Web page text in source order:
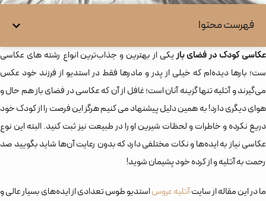
فهرست محتوا
عکاسی کودک در فضای بازیکی از بهترین و جذاب‌ترین انواع رشته های عکاسی
ست؛ بارها دیده‌ام که خیلی از پدر و مادرها فقط در استدیو از فرزند خود عکس‌
می‌گیرند و آتلیه تنها گزینه آنان است؛ غافل از آن که عکاسی در فضای باز هم حال و
هوای دیگری دارد! به همین دلیل پیشنهاد می کنیم هرگز این فرصت را از کودک خود
دریغ نکرده و خاطرات و لحظات شیرین او را در طبیعت نیز ثبت کنید. البته این نوع
عکاسی نیاز به ایده‌ها و نکات مختلفی دارد که بدون رعایت آن‌ها شاید بگویید صد
رحمت به آتلیه و از کرده خود پشیمان شوید!
ما در این مقاله از سایتآتلیه عروساستدیو طوس تعدادی از ایده‌های بسیار عالی و